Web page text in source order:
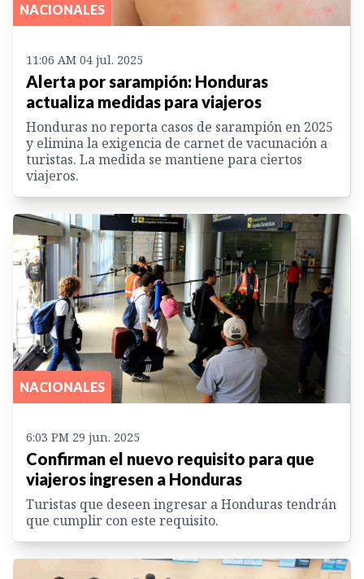
NACIONALES
11:06 AM 04 jul. 2025
Alerta por sarampión: Honduras
actualiza medidas para viajeros
Honduras no reporta casos de sarampión en 2025
y elimina la exigencia de carnet de vacunación a
turistas. La medida se mantiene para ciertos
viajeros.
NACIONALES
6:03 PM 29 jun. 2025
Confirman el nuevo requisito para que
viajeros ingresen a Honduras
Turistas que deseen ingresar a Honduras tendrán
que cumplir con este requisito.